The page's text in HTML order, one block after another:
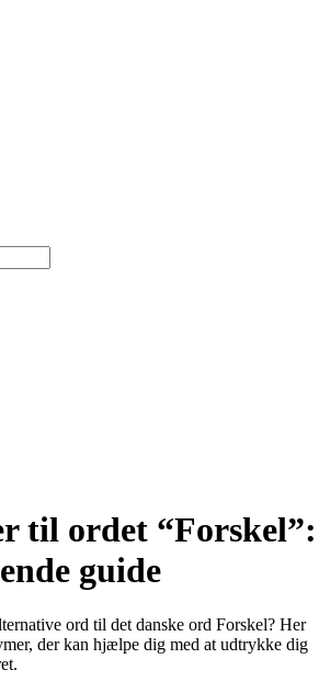
til ordet “Forskel”:
guide
ord til det danske ord Forskel? Her
der kan hjælpe dig med at udtrykke dig